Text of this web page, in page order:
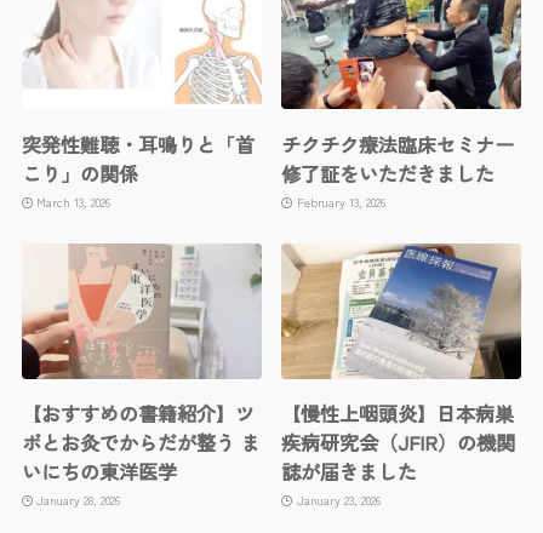
突発性難聴・耳鳴りと「首
こり」の関係
March 13, 2026
チクチク療法臨床セミナー
修了証をいただきました
February 13, 2026
【おすすめの書籍紹介】ツ
ボとお灸でからだが整う ま
いにちの東洋医学
January 28, 2026
【慢性上咽頭炎】日本病巣
疾病研究会（JFIR）の機関
誌が届きました
January 23, 2026